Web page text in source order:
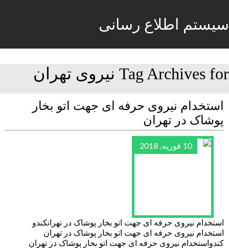
سیستم اطلاع رسانی
Tag Archives for نیروی تهران
استخدام نیروی حرفه ای جهت اتو بخار
پوشاک در تهران
10 فوریه, 2018
استخدام نیروی حرفه ای جهت اتو بخار پوشاک در تهرانکندو
استخدام نیروی حرفه ای جهت اتو بخار پوشاک در تهران
کندواستخدام نیروی حرفه ای جهت اتو بخار پوشاک در تهران